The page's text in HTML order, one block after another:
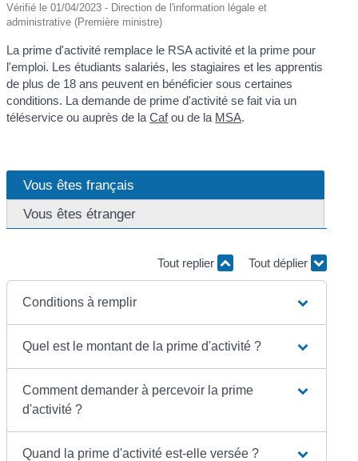
Vérifié le 01/04/2023 - Direction de l'information légale et
administrative (Première ministre)
La prime d'activité remplace le RSA activité et la prime pour
l'emploi. Les étudiants salariés, les stagiaires et les apprentis
de plus de 18 ans peuvent en bénéficier sous certaines
conditions. La demande de prime d'activité se fait via un
téléservice ou auprès de laCafou de la MSA.
Vous êtes français
Vous êtes étranger
Tout replier Tout déplier
Conditions à remplir
Quel est le montant de la prime d'activité ?
Comment demander à percevoir la prime
d'activité ?
Quand la prime d'activité est-elle versée ?